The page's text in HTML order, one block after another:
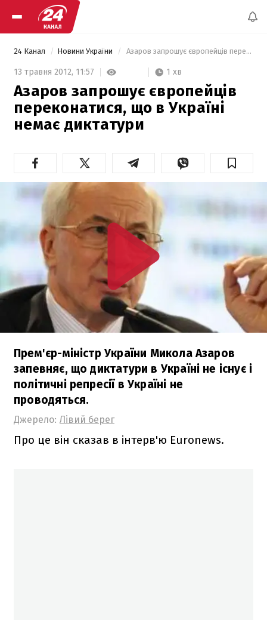
24 Канал Новини України Азаров запрошує європейців переконатися, що в Україні немає диктатури
13 травня 2012, 11:57 1 хв
Азаров запрошує європейців
переконатися, що в Україні
немає диктатури
Прем'єр-міністр України Микола Азаров
запевняє, що диктатури в Україні не існує і
політичні репресії в Україні не
проводяться.
Джерело: Лівий берег
Про це він сказав в інтерв'ю Euronews.